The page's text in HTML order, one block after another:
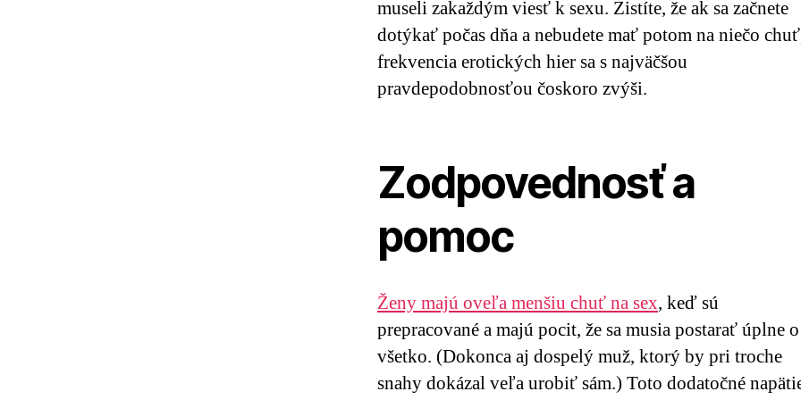
museli zakaždým viesť k sexu. Zistíte, že ak sa začnete
dotýkať počas dňa a nebudete mať potom na niečo
frekvencia erotických hier sa s najväčšou
pravdepodobnosťou čoskoro zvýši.
Zodpovednosť a
pomoc
Ženy majú oveľa menšiu chuť na sex, keď sú
prepracované a majú pocit, že sa musia postarať úplne o
všetko. (Dokonca aj dospelý muž, ktorý by pri troche
snahy dokázal veľa urobiť sám.) Toto dodatočné